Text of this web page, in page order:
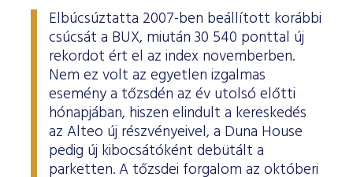
Elbúcsúztatta 2007-ben beállított korábbi
csúcsát a BUX, miután 30 540 ponttal új
rekordot ért el az index novemberben.
Nem ez volt az egyetlen izgalmas
esemény a tőzsdén az év utolsó előtti
hónapjában, hiszen elindult a kereskedés
az Alteo új részvényeivel, a Duna House
pedig új kibocsátóként debütált a
parketten. A tőzsdei forgalom az októberi